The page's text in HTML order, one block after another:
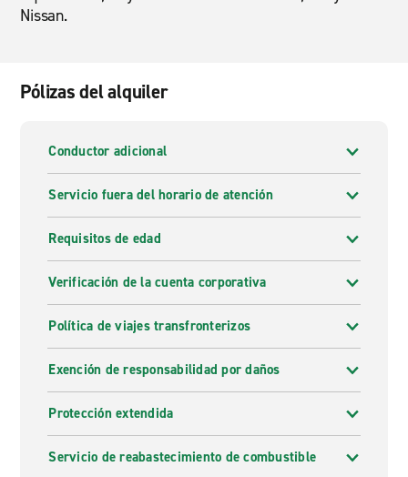
Nissan.
Pólizas del alquiler
Conductor adicional
Servicio fuera del horario de atención
Requisitos de edad
Verificación de la cuenta corporativa
Política de viajes transfronterizos
Exención de responsabilidad por daños
Protección extendida
Servicio de reabastecimiento de combustible